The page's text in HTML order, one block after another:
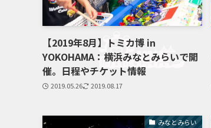
【2019年8月】トミカ博 in
YOKOHAMA：横浜みなとみらいで開
催。日程やチケット情報
2019.05.26 2019.08.17
みなとみらい